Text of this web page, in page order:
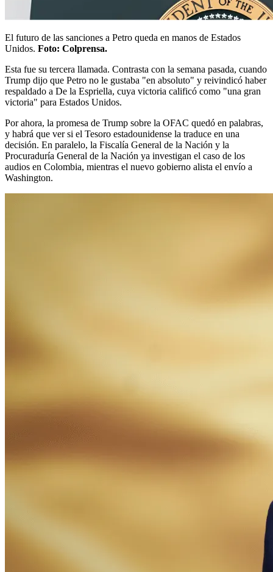
El futuro de las sanciones a Petro queda en manos de Estados
Unidos. Foto: Colprensa.
Esta fue su tercera llamada. Contrasta con la semana pasada, cuando
Trump dijo que Petro no le gustaba "en absoluto" y reivindicó haber
respaldado a De la Espriella, cuya victoria calificó como "una gran
victoria" para Estados Unidos.
Por ahora, la promesa de Trump sobre la OFAC quedó en palabras,
y habrá que ver si el Tesoro estadounidense la traduce en una
decisión. En paralelo, la Fiscalía General de la Nación y la
Procuraduría General de la Nación ya investigan el caso de los
audios en Colombia, mientras el nuevo gobierno alista el envío a
Washington.